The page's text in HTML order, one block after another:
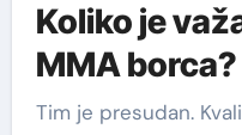
Koliko je
MMA borca?
Tim je presudan.